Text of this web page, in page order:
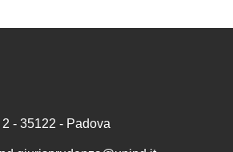
- 35122 - Padova